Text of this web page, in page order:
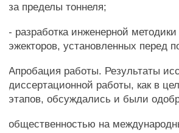
за пределы тоннеля;
- разработка инженерной
эжекторов, установленных перед
Апробация работы. Результаты
диссертационной работы, как в
этапов, обсуждались и были
общественностью на